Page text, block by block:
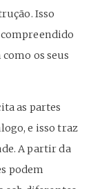
Isso
os seus
as partes
e isso traz
A partir da
podem